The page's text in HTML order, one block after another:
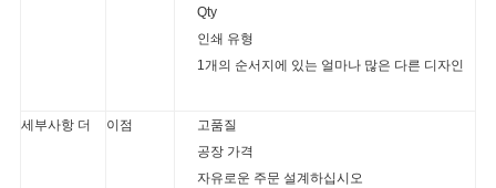
Qty
인쇄 유형
1개의 순서지에 있는 얼마나 많은 다른 디자인
세부사항 더 이점
고품질
공장 가격
자유로운 주문 설계하십시오